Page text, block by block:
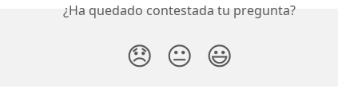
¿Ha quedado contestada tu pregunta?
😞 😐 😃